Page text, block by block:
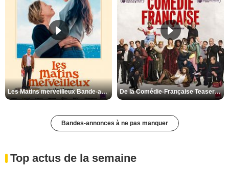
Les Matins merveilleux Bande-annonce VF De la Comédie-Française Teaser VF
Bandes-annonces à ne pas manquer
Top actus de la semaine